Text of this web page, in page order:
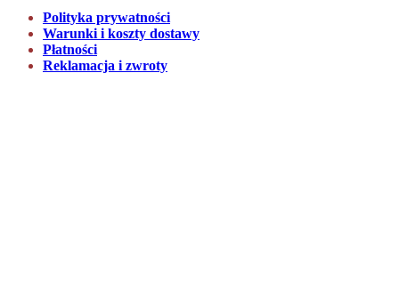
Polityka prywatności
Warunki i koszty dostawy
Płatności
Reklamacja i zwroty